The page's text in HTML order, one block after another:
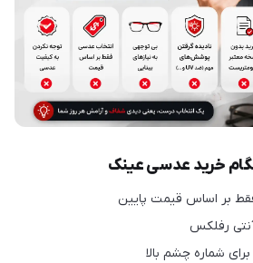
خرید عدسی عینک
بر اساس قیمت پایین
رفلکس
شماره چشم بالا